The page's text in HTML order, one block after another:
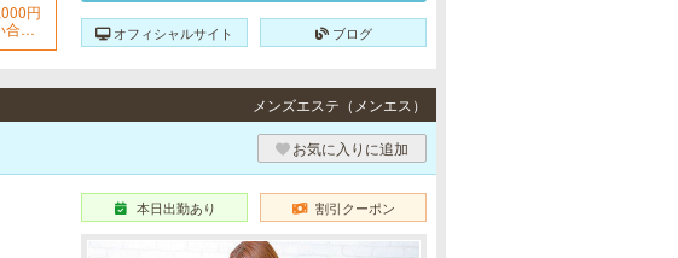
円
合せ
オフィシャルサイト ブログ
メンズエステ（メンエス）
お気に入りに追加
本日出勤あり 割引クーポン